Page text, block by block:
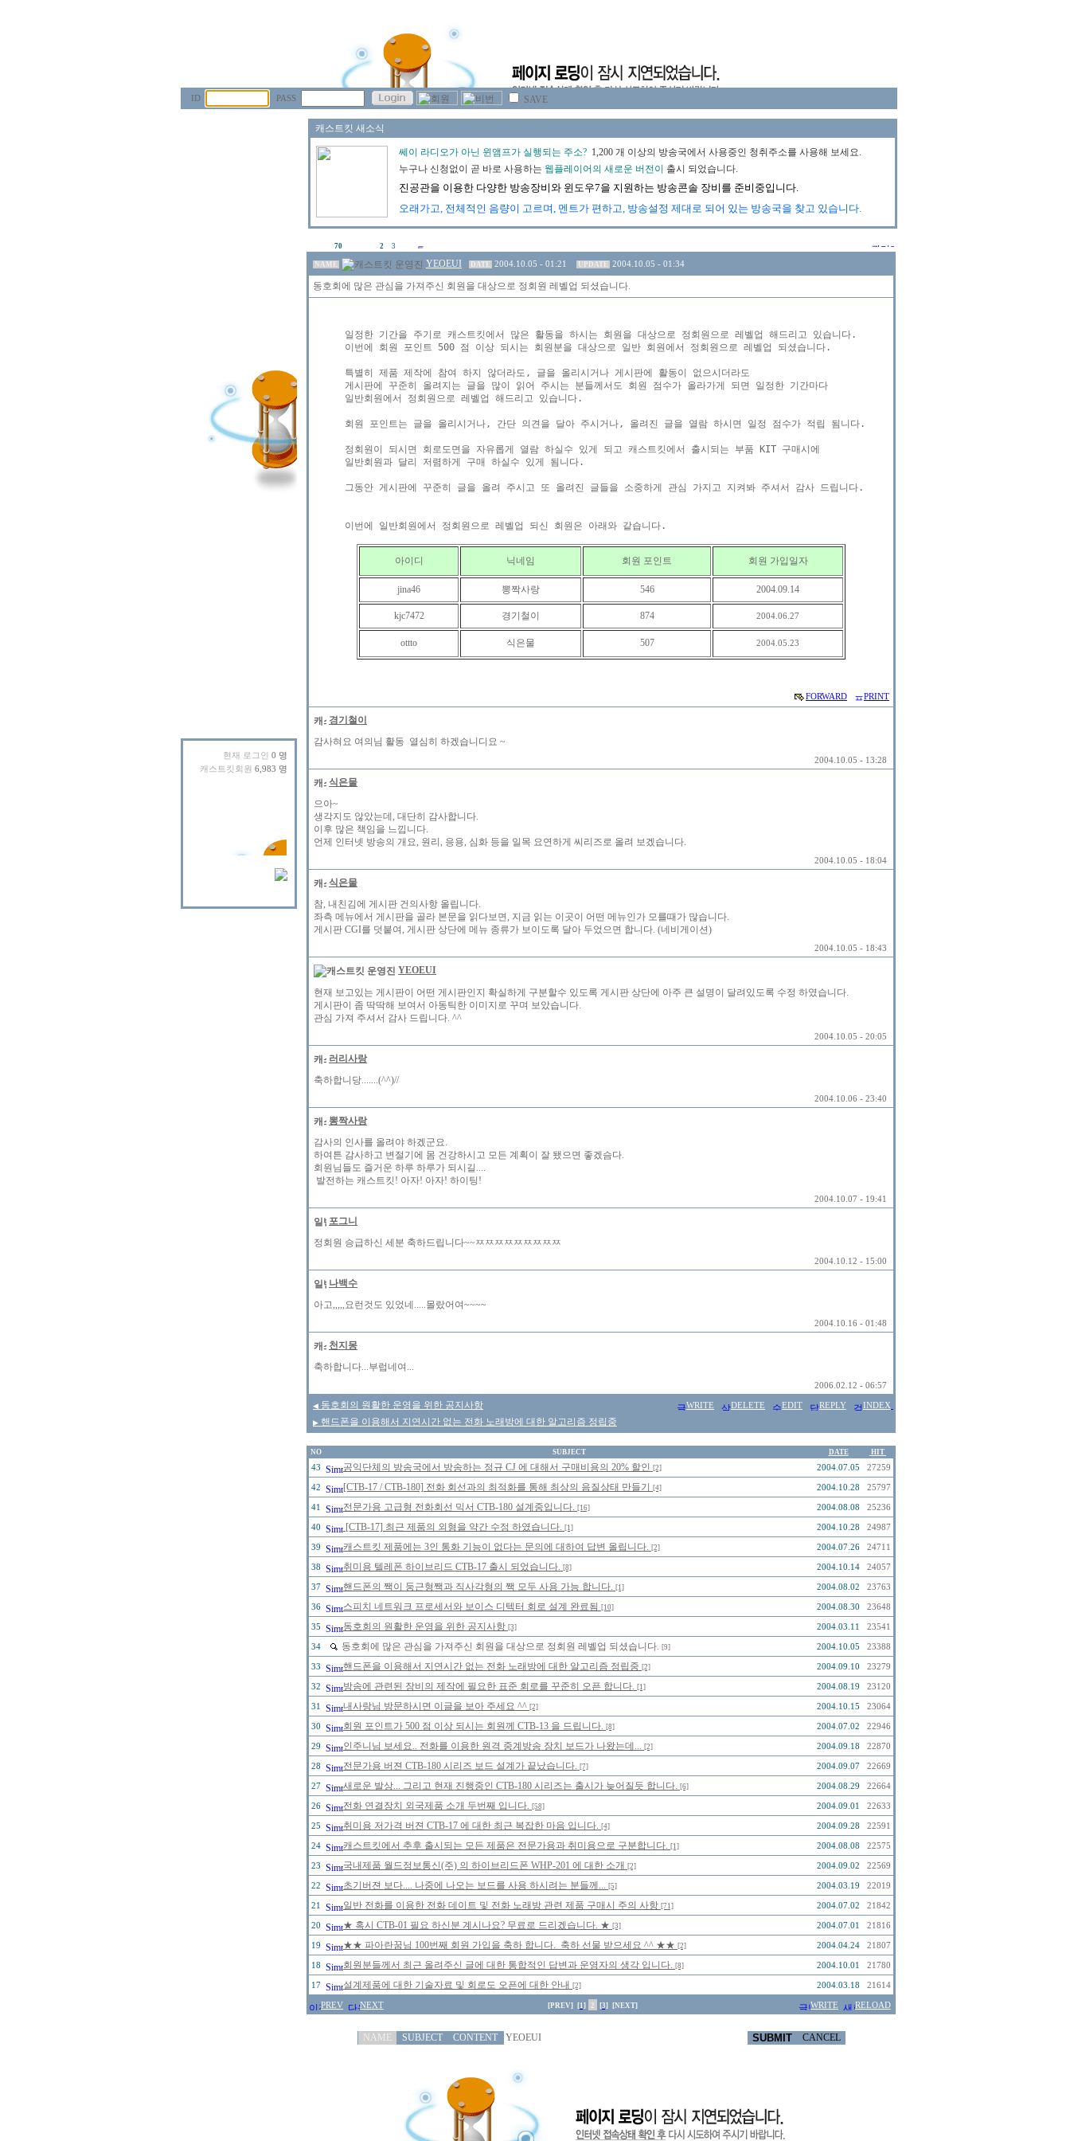
ID PASS SAVE
현재 로그인 0 명
캐스트킷회원 6,983 명
70 2 3
NAME YEOEUI DATE 2004.10.05 - 01:21 UPDATE 2004.10.05 - 01:34
동호회에 많은 관심을 가져주신 회원을 대상으로 정회원 레벨업 되셨습니다.
일정한 기간을 주기로 캐스트킷에서 많은 활동을 하시는 회원을 대상으로 정회원으로 레벨업 해드리고 있습니다.
이번에 회원 포인트 500 점 이상 되시는 회원분을 대상으로 일반 회원에서 정회원으로 레벨업 되셨습니다.
특별히 제품 제작에 참여 하지 않더라도, 글을 올리시거나 게시판에 활동이 없으시더라도
게시판에 꾸준히 올려지는 글을 많이 읽어 주시는 분들께서도 회원 점수가 올라가게 되면 일정한 기간마다
일반회원에서 정회원으로 레벨업 해드리고 있습니다.
회원 포인트는 글을 올리시거나, 간단 의견을 달아 주시거나, 올려진 글을 열람 하시면 일정 점수가 적립 됨니다.
정회원이 되시면 회로도면을 자유롭게 열람 하실수 있게 되고 캐스트킷에서 출시되는 부품 KIT 구매시에
일반회원과 달리 저렴하게 구매 하실수 있게 됨니다.
그동안 게시판에 꾸준히 글을 올려 주시고 또 올려진 글들을 소중하게 관심 가지고 지켜봐 주셔서 감사 드립니다.
아이디 닉네임 회원 포인트 회원 가입일자
jina46 뽕짝사랑 546 2004.09.14
kjc7472 경기철이 874 2004.06.27
ottto 식은물 507 2004.05.23
FORWARD PRINT
경기철이
감사혀요 여의님 활동 열심히 하겠습니디요 ~
2004.10.05 - 13:28
식은물
으아~
생각지도 않았는데, 대단히 감사합니다.
이후 많은 책임을 느낍니다.
언제 인터넷 방송의 개요, 원리, 응용, 심화 등을 일목 요연하게 씨리즈로 올려 보겠습니다.
2004.10.05 - 18:04
식은물
참, 내친김에 게시판 건의사항 올립니다.
좌측 메뉴에서 게시판을 골라 본문을 읽다보면, 지금 읽는 이곳이 어떤 메뉴인가 모를때가 많습니다.
게시판 CGI를 덧붙여, 게시판 상단에 메뉴 종류가 보이도록 달아 두었으면 합니다. (네비게이션)
2004.10.05 - 18:43
YEOEUI
현재 보고있는 게시판이 어떤 게시판인지 확실하게 구분할수 있도록 게시판 상단에 아주 큰 설명이 달려있도록 수정 하였습니다.
게시판이 좀 딱딱해 보여서 아동틱한 이미지로 꾸며 보았습니다.
관심 가져 주셔서 감사 드립니다. ^^
2004.10.05 - 20:05
러리사랑
축하합니당.......(^^)//
2004.10.06 - 23:40
뽕짝사랑
감사의 인사를 올려야 하겠군요.
하여튼 감사하고 변절기에 몸 건강하시고 모든 계획이 잘 됐으면 좋겠슴다.
회원님들도 즐거운 하루 하루가 되시길....
발전하는 캐스트킷! 아자! 아자! 하이팅!
2004.10.07 - 19:41
포그니
정회원 승급하신 세분 축하드립니다~~ㅉㅉㅉㅉㅉㅉㅉㅉㅉ
2004.10.12 - 15:00
나백수
아고,,,,,요런것도 있었네.....몰랐어여~~~~
2004.10.16 - 01:48
천지몽
축하합니다...부럽네여...
2006.02.12 - 06:57
◀ 동호회의 원활한 운영을 위한 공지사항
▶ 핸드폰을 이용해서 지연시간 없는 전화 노래방에 대한 알고리즘 정립중
WRITE DELETE EDIT REPLY INDEX
NO SUBJECT DATE HIT
43 공익단체의 방송국에서 방송하는 정규 CJ 에 대해서 구매비용의 20% 할인 [2] 2004.07.05 27259
42 [CTB-17 / CTB-180] 전화 회선과의 최적화를 통해 최상의 음질상태 만들기 [4] 2004.10.28 25797
41 전문가용 고급형 전화회선 믹서 CTB-180 설계중입니다. [16] 2004.08.08 25236
40 [CTB-17] 최근 제품의 외형을 약간 수정 하였습니다. [1] 2004.10.28 24987
39 캐스트킷 제품에는 3인 통화 기능이 없다는 문의에 대하여 답변 올립니다. [2] 2004.07.26 24711
38 취미용 텔레폰 하이브리드 CTB-17 출시 되었습니다. [8] 2004.10.14 24057
37 핸드폰의 짹이 둥근형짹과 직사각형의 짹 모두 사용 가능 합니다. [1] 2004.08.02 23763
36 스피치 네트워크 프로세서와 보이스 디텍터 회로 설계 완료됨 [10] 2004.08.30 23648
35 동호회의 원활한 운영을 위한 공지사항 [3] 2004.03.11 23541
34 동호회에 많은 관심을 가져주신 회원을 대상으로 정회원 레벨업 되셨습니다. [9] 2004.10.05 23388
33 핸드폰을 이용해서 지연시간 없는 전화 노래방에 대한 알고리즘 정립중 [2] 2004.09.10 23279
32 방송에 관련된 장비의 제작에 필요한 표준 회로를 꾸준히 오픈 합니다. [1] 2004.08.19 23120
31 내사랑님 방문하시면 이글을 보아 주세요 ^^ [2] 2004.10.15 23064
30 회원 포인트가 500 점 이상 되시는 회원께 CTB-13 을 드립니다. [8] 2004.07.02 22946
29 인주니님 보세요.. 전화를 이용한 원격 중계방송 장치 보드가 나왔는데... [2] 2004.09.18 22870
28 전문가용 버젼 CTB-180 시리즈 보드 설계가 끝났습니다. [7] 2004.09.07 22669
27 새로운 발상... 그리고 현재 진행중인 CTB-180 시리즈는 출시가 늦어질듯 합니다. [6] 2004.08.29 22664
26 전화 연결장치 외국제품 소개 두번째 입니다. [58] 2004.09.01 22633
25 취미용 저가격 버젼 CTB-17 에 대한 최근 복잡한 마음 입니다. [4] 2004.09.28 22591
24 캐스트킷에서 추후 출시되는 모든 제품은 전문가용과 취미용으로 구분합니다. [1] 2004.08.08 22575
23 국내제품 월드정보통신(주) 의 하이브리드폰 WHP-201 에 대한 소개 [2] 2004.09.02 22569
22 초기버젼 보다.... 나중에 나오는 보드를 사용 하시려는 분들께... [5] 2004.03.19 22019
21 일반 전화를 이용한 전화 데이트 및 전화 노래방 관련 제품 구매시 주의 사항 [71] 2004.07.02 21842
20 ★ 혹시 CTB-01 필요 하신분 계시나요? 무료로 드리겠습니다. ★ [3] 2004.07.01 21816
19 ★★ 파아란꿈님 100번째 회원 가입을 축하 합니다. 축하 선물 받으세요 ^^ ★★ [2] 2004.04.24 21807
18 회원분들께서 최근 올려주신 글에 대한 통합적인 답변과 운영자의 생각 입니다. [8] 2004.10.01 21780
17 설계제품에 대한 기술자료 및 회로도 오픈에 대한 안내 [2] 2004.03.18 21614
PREV NEXT [PREV] [1] 2 [3] [NEXT] WRITE RELOAD
SUBMIT